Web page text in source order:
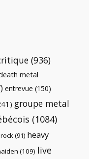
(936)
metal
entrevue (150)
groupe metal
(1084)
(91) heavy
(109) live